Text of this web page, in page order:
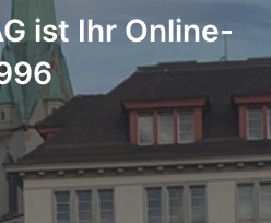
ist Ihr Online-